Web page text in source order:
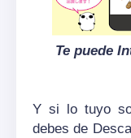
Te puede
Y si lo tuyo
debes de